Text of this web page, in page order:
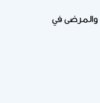
والمرضى في